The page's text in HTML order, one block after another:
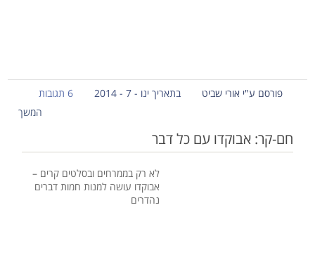
פורסם ע"י אורי שביט בתאריך ינו - 7 - 2014
6 תגובות
המשך
חם-קר: אבוקדו עם כל דבר
לא רק בממרחים ובסלטים קרים –
אבוקדו עושה למנות חמות דברים
נהדרים